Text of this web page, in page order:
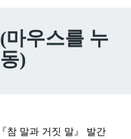
마우스를 누
)
참 말과 거짓 말』 발간